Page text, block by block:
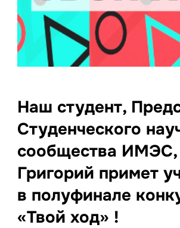
Наш студент,
Студенческого
сообщества
Григорий примет
в полуфинале
«Твой ход» !